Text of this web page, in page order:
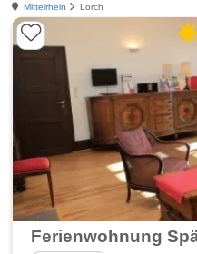
Mittelrhein Lorch
Ferienwohnung